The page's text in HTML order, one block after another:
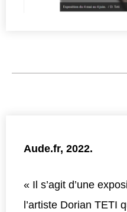
Aude.fr, 2022.
« Il s’agit d’une
l’artiste Dorian TETI